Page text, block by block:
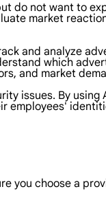
do not want to
market
and analyze
which
and market
issues. By using
employees'
you choose a